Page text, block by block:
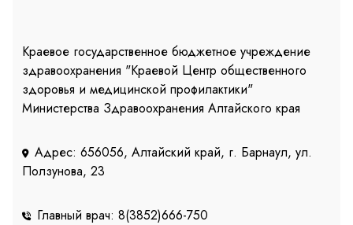
Краевое государственное бюджетное учреждение
здравоохранения "Краевой Центр общественного
здоровья и медицинской профилактики"
Министерства Здравоохранения Алтайского края
Адрес: 656056, Алтайский край, г. Барнаул, ул.
Ползунова, 23
Главный врач: 8(3852)666-750